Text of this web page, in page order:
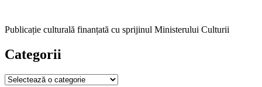
Publicație culturală finanțată cu sprijinul Ministerului Culturii
Categorii
Categorii